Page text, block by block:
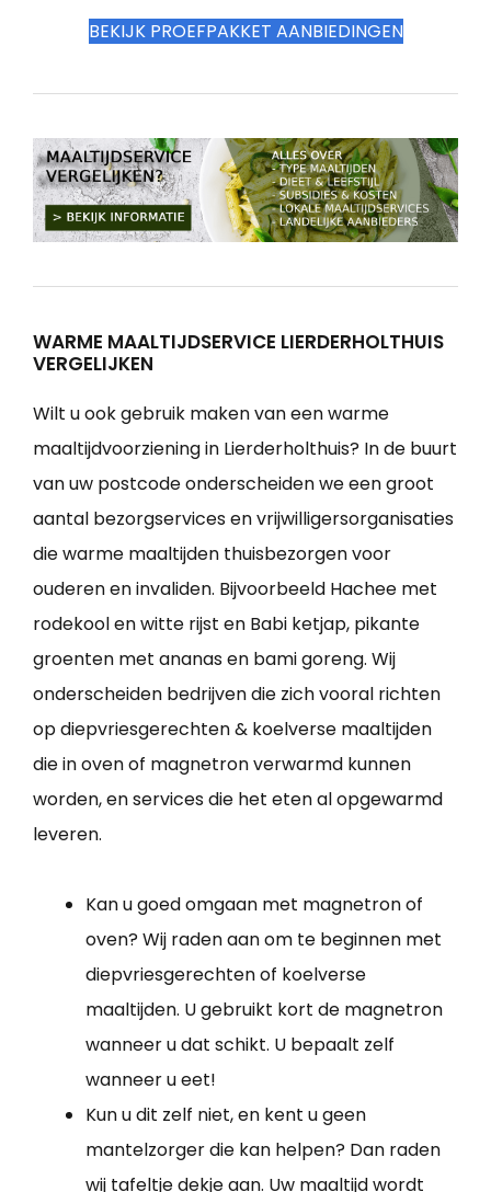
BEKIJK PROEFPAKKET AANBIEDINGEN
WARME MAALTIJDSERVICE LIERDERHOLTHUIS
VERGELIJKEN
Wilt u ook gebruik maken van een warme
maaltijdvoorziening in Lierderholthuis? In de buurt
van uw postcode onderscheiden we een groot
aantal bezorgservices en vrijwilligersorganisaties
die warme maaltijden thuisbezorgen voor
ouderen en invaliden. Bijvoorbeeld Hachee met
rodekool en witte rijst en Babi ketjap, pikante
groenten met ananas en bami goreng. Wij
onderscheiden bedrijven die zich vooral richten
op diepvriesgerechten & koelverse maaltijden
die in oven of magnetron verwarmd kunnen
worden, en services die het eten al opgewarmd
leveren.
Kan u goed omgaan met magnetron of
oven? Wij raden aan om te beginnen met
diepvriesgerechten of koelverse
maaltijden. U gebruikt kort de magnetron
wanneer u dat schikt. U bepaalt zelf
wanneer u eet!
Kun u dit zelf niet, en kent u geen
mantelzorger die kan helpen? Dan raden
wij tafeltje dekje aan. Uw maaltijd wordt